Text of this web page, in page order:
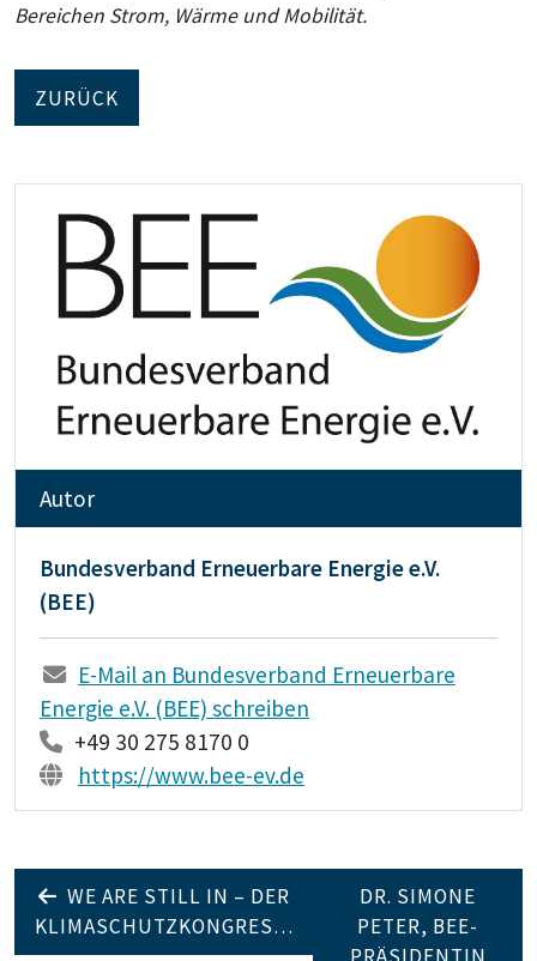
Bereichen Strom, Wärme und Mobilität.
ZURÜCK
Autor
Bundesverband Erneuerbare Energie e.V.
(BEE)
E-Mail an Bundesverband Erneuerbare
Energie e.V. (BEE) schreiben
+49 30 275 8170 0
https://www.bee-ev.de
WE ARE STILL IN – DER
KLIMASCHUTZKONGRES…
DR. SIMONE
PETER, BEE-